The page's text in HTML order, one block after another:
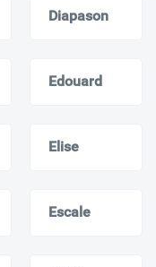
Diapason
Edouard
Elise
Escale